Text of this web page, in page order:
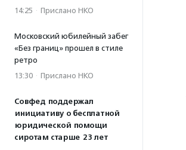
14:25 · Прислано НКО
Московский юбилейный забег
«Без границ» прошел в стиле
ретро
13:30 · Прислано НКО
Совфед поддержал
инициативу о бесплатной
юридической помощи
сиротам старше 23 лет